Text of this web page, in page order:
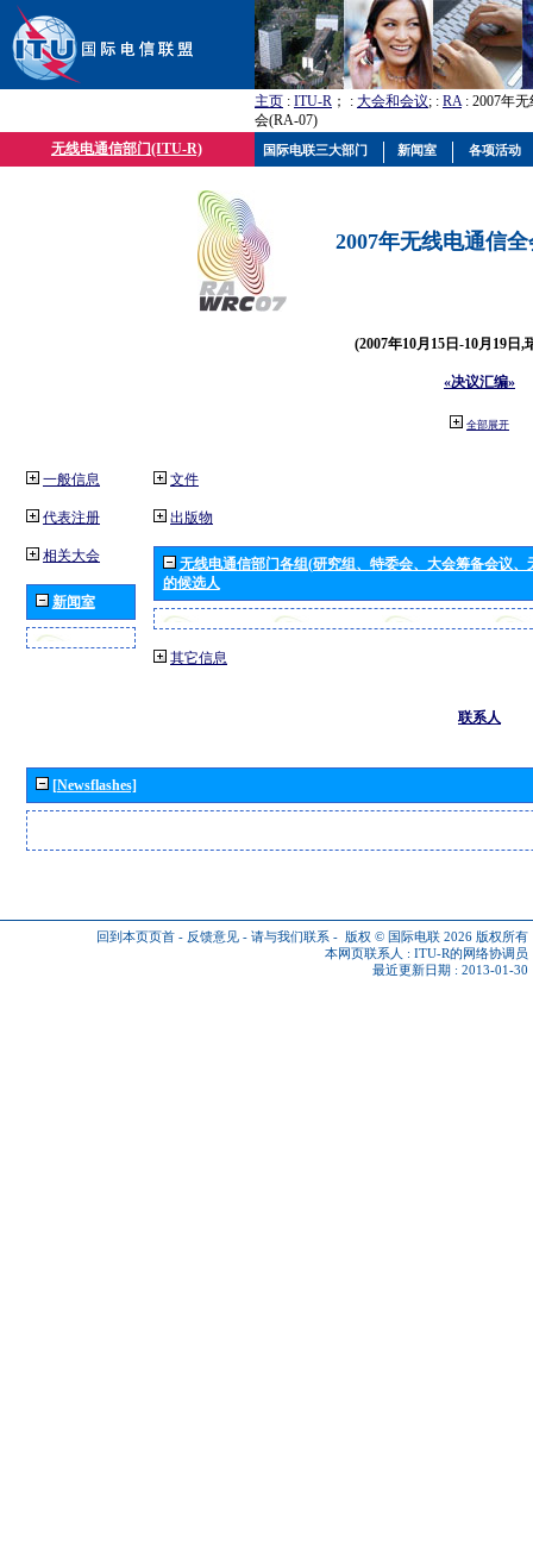
主页 : ITU-R ； : 大会和会议; : RA: 2007年
会(RA-07)
无线电通信部门(ITU-R)
2007年无线电通信
(2007年10月15日-10月19日,
«决议汇编»
全部展开
一般信息
代表注册
相关大会
新闻室
文件
出版物
无线电通信部门各组(研究组、特委会、大会筹备会议
的候选人
其它信息
联系人
[Newsflashes]
回到本页页首 - 反馈意见 - 请与我们联系 - 版权 © 国际电联 2026 版权所有
本网页联系人 : ITU-R的网络协调员
最近更新日期 : 2013-01-30
国际电联三大部门 新闻室 各项活动